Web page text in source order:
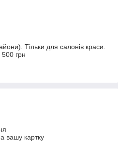
Тільки для салонів краси.
грн
вашу картку